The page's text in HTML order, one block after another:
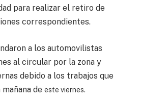
para realizar el retiro de
correspondientes.
a los automovilistas
al circular por la zona y
debido a los trabajos que
de este viernes.